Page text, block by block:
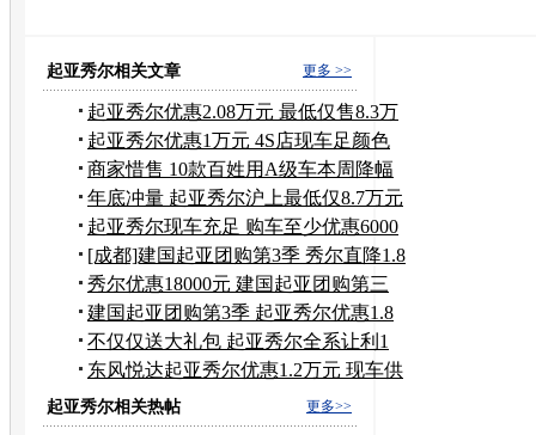
更多 >>
起亚秀尔相关文章
起亚秀尔优惠2.08万元 最低仅售8.3万
元
起亚秀尔优惠1万元 4S店现车足颜色
齐全
商家惜售 10款百姓用A级车本周降幅
一览
年底冲量 起亚秀尔沪上最低仅8.7万元
起亚秀尔现车充足 购车至少优惠6000
元
[成都]建国起亚团购第3季 秀尔直降1.8
万
秀尔优惠18000元 建国起亚团购第三
季
建国起亚团购第3季 起亚秀尔优惠1.8
万元
不仅仅送大礼包 起亚秀尔全系让利1
万元
东风悦达起亚秀尔优惠1.2万元 现车供
应
更多>>
起亚秀尔相关热帖